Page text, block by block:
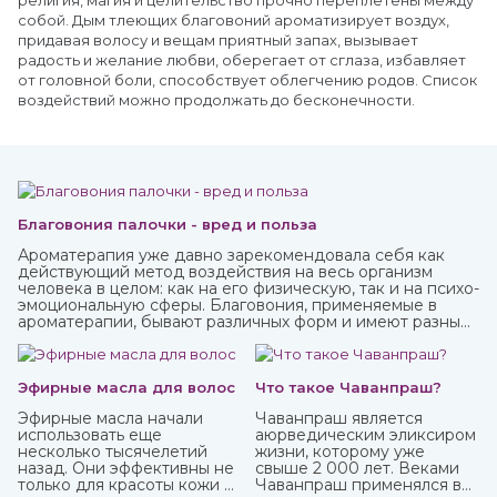
собой. Дым тлеющих благовоний ароматизирует воздух,
придавая волосу и вещам приятный запах, вызывает
радость и желание любви, оберегает от сглаза, избавляет
от головной боли, способствует облегчению родов. Список
воздействий можно продолжать до бесконечности.
Благовония палочки - вред и польза
Ароматерапия уже давно зарекомендовала себя как
действующий метод воздействия на весь организм
человека в целом: как на его физическую, так и на психо-
эмоциональную сферы. Благовония, применяемые в
ароматерапии, бывают различных форм и имеют разные
благовония палочки за свою простоту использования и
Эфирные масла для волос
Эфирные масла начали
использовать еще
несколько тысячелетий
назад. Они эффективны не
только для красоты кожи и
Что такое Чаванпраш?
Чаванпраш является
аюрведическим эликсиром
жизни, которому уже
свыше 2 000 лет. Веками
Чаванпраш применялся в